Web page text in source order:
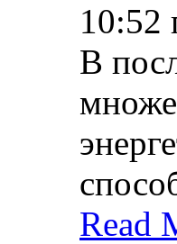
10:52
В
Read